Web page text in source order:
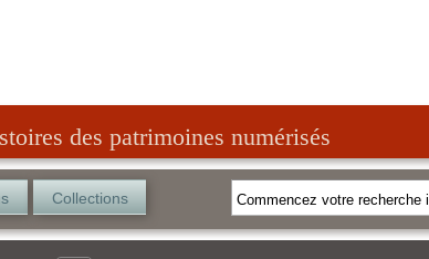
des patrimoines numérisés
Collections